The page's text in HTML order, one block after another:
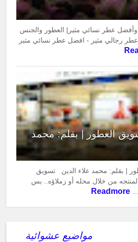
عطر نسائي مثير| العطور والجنس
رجالي مثير - افضل عطر نسائي مثير
العطور | بقلم: محمد
| بقلم: محمد علاء الدين تسويق
لمنتجه من خلال محله أو زملاؤه.. بس
Readmore
مواضيع عشوائية